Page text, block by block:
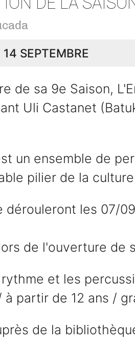
SEPTEMBRE
de sa 9e Saison,
Uli Castanet
un ensemble de
pilier de la
dérouleront les 07/
de l'ouverture de
et les
à partir de 12 ans /
de la